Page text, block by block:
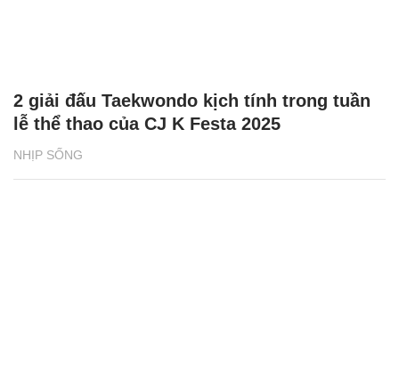
NHỊP SỐNG
2 giải đấu Taekwondo kịch tính trong tuần
lễ thể thao của CJ K Festa 2025